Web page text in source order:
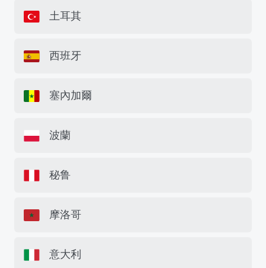
土耳其
西班牙
塞內加爾
波蘭
秘鲁
摩洛哥
意大利